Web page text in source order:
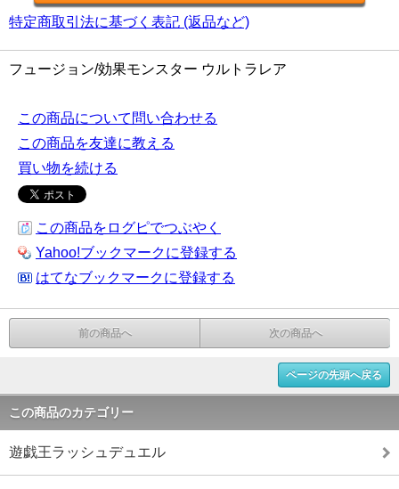
特定商取引法に基づく表記 (返品など)
フュージョン/効果モンスター ウルトラレア
この商品について問い合わせる
この商品を友達に教える
買い物を続ける
この商品をログピでつぶやく
Yahoo!ブックマークに登録する
はてなブックマークに登録する
前の商品へ 次の商品へ
ページの先頭へ戻る
この商品のカテゴリー
遊戯王ラッシュデュエル